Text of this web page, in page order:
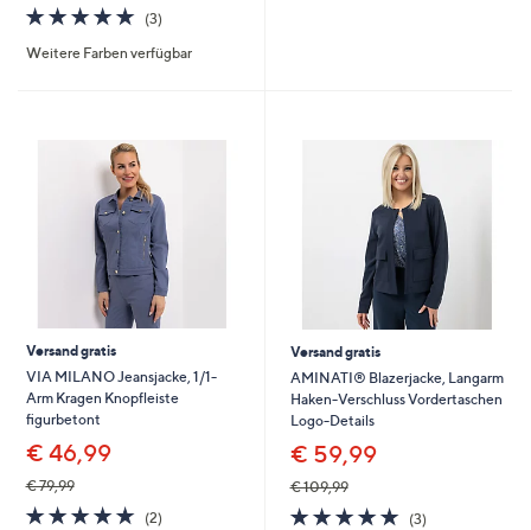
5.0
von
5
(3)
Weitere Farben verfügbar
Versand gratis
VIA MILANO Jeansjacke, 1/1-
Arm Kragen Knopfleiste
figurbetont
€ 46,99
€ 79,99
5.0
(2)
Versand gratis
AMINATI® Blazerjacke, Langarm
Haken-Verschluss Vordertaschen
Logo-Details
€ 59,99
€ 109,99
5.0
(3)